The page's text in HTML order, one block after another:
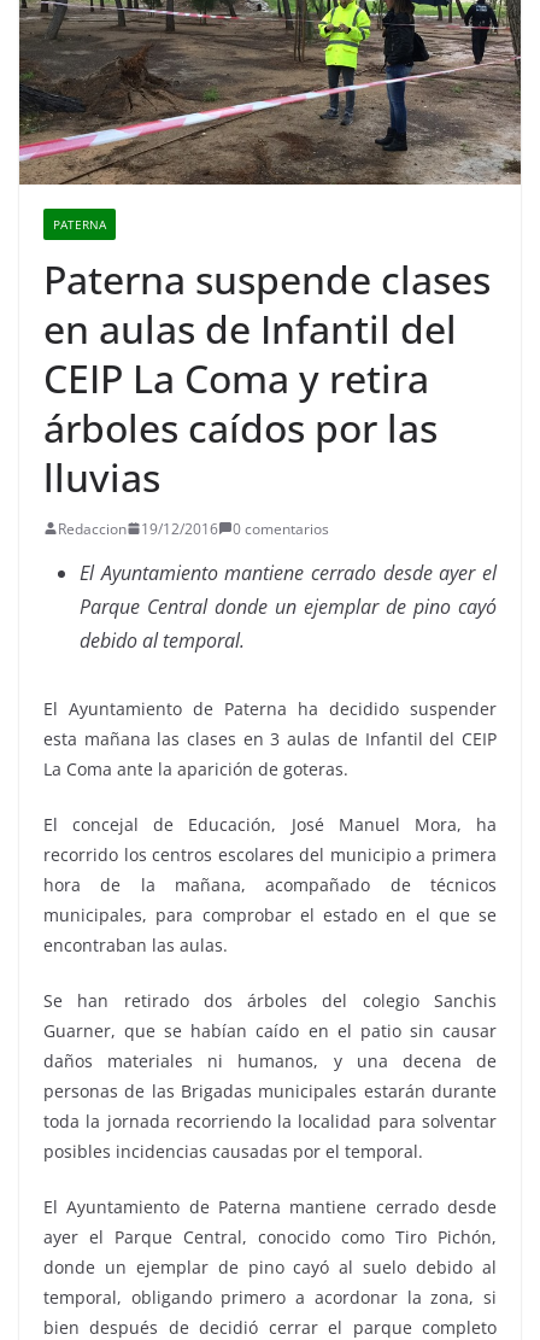
PATERNA
Paterna suspende clases
en aulas de Infantil del
CEIP La Coma y retira
árboles caídos por las
lluvias
Redaccion 19/12/2016 0 comentarios
El Ayuntamiento mantiene cerrado desde ayer el
Parque Central donde un ejemplar de pino cayó
debido al temporal.
El Ayuntamiento de Paterna ha decidido suspender
esta mañana las clases en 3 aulas de Infantil del CEIP
La Coma ante la aparición de goteras.
El concejal de Educación, José Manuel Mora, ha
recorrido los centros escolares del municipio a primera
hora de la mañana, acompañado de técnicos
municipales, para comprobar el estado en el que se
encontraban las aulas.
Se han retirado dos árboles del colegio Sanchis
Guarner, que se habían caído en el patio sin causar
daños materiales ni humanos, y una decena de
personas de las Brigadas municipales estarán durante
toda la jornada recorriendo la localidad para solventar
posibles incidencias causadas por el temporal.
El Ayuntamiento de Paterna mantiene cerrado desde
ayer el Parque Central, conocido como Tiro Pichón,
donde un ejemplar de pino cayó al suelo debido al
temporal, obligando primero a acordonar la zona, si
bien después de decidió cerrar el parque completo